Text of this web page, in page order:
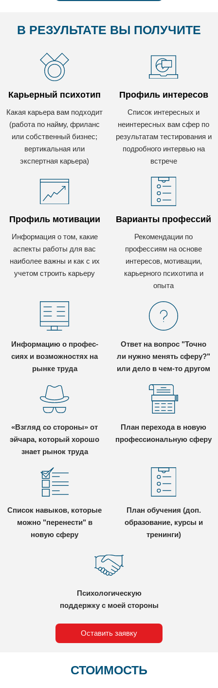
В РЕЗУЛЬТАТЕ ВЫ ПОЛУЧИТЕ
Карьерный психотип
Какая карьера вам подходит
(работа по найму, фриланс
или собственный бизнес;
вертикальная или
экспертная карьера)
Профиль интересов
Список интересных и
неинтересных вам сфер по
результатам тестирования и
подробного интервью на
встрече
Профиль мотивации
Информация о том, какие
аспекты работы для вас
наиболее важны и как с их
учетом строить карьеру
Варианты профессий
Рекомендации по
профессиям на основе
интересов, мотивации,
карьерного психотипа и
опыта
Информацию о профес-
сиях и возможностях на
рынке труда
Ответ на вопрос "Точно
ли нужно менять сферу?"
или дело в чем-то другом
«Взгляд со стороны» от
эйчара, который хорошо
знает рынок труда
План перехода в новую
профессиональную сферу
Список навыков, которые
можно "перенести" в
новую сферу
План обучения (доп.
образование, курсы и
тренинги)
Психологическую
поддержку с моей стороны
Оставить заявку
СТОИМОСТЬ